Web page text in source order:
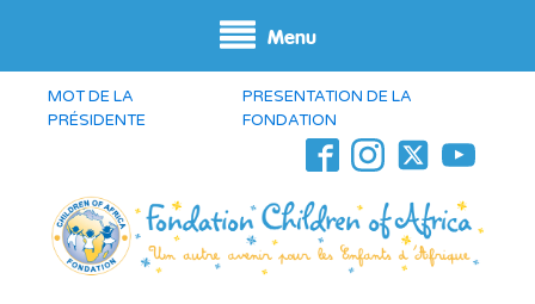
Menu
MOT DE LA
PRÉSIDENTE
PRESENTATION DE LA
FONDATION